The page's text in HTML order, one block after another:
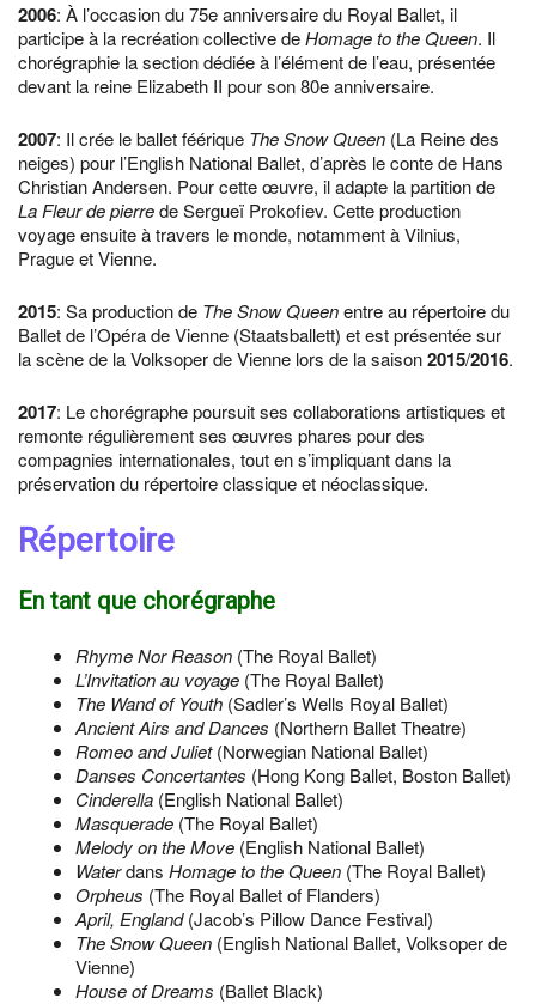
2006: À l’occasion du 75e anniversaire du Royal Ballet, il
participe à la recréation collective deHomage to the Queen. Il
chorégraphie la section dédiée à l’élément de l’eau, présentée
devant la reine Elizabeth II pour son 80e anniversaire.
2007: Il crée le ballet féérique The Snow Queen (La Reine des
neiges) pour l’English National Ballet, d’après le conte de Hans
Christian Andersen. Pour cette œuvre, il adapte la partition de
La Fleur de pierrede Sergueï Prokofiev. Cette production
voyage ensuite à travers le monde, notamment à Vilnius,
Prague et Vienne.
2015: Sa production de The Snow Queenentre au répertoire du
Ballet de l’Opéra de Vienne (Staatsballett) et est présentée sur
la scène de la Volksoper de Vienne lors de la saison2015/2016.
2017: Le chorégraphe poursuit ses collaborations artistiques et
remonte régulièrement ses œuvres phares pour des
compagnies internationales, tout en s’impliquant dans la
préservation du répertoire classique et néoclassique.
Répertoire
En tant que chorégraphe
Rhyme Nor Reason (The Royal Ballet)
L’Invitation au voyage (The Royal Ballet)
The Wand of Youth (Sadler’s Wells Royal Ballet)
Ancient Airs and Dances (Northern Ballet Theatre)
Romeo and Juliet(Norwegian National Ballet)
Danses Concertantes (Hong Kong Ballet, Boston Ballet)
Cinderella (English National Ballet)
Masquerade (The Royal Ballet)
Melody on the Move (English National Ballet)
Waterdans Homage to the Queen (The Royal Ballet)
Orpheus (The Royal Ballet of Flanders)
April, England(Jacob’s Pillow Dance Festival)
The Snow Queen (English National Ballet, Volksoper de
Vienne)
House of Dreams (Ballet Black)